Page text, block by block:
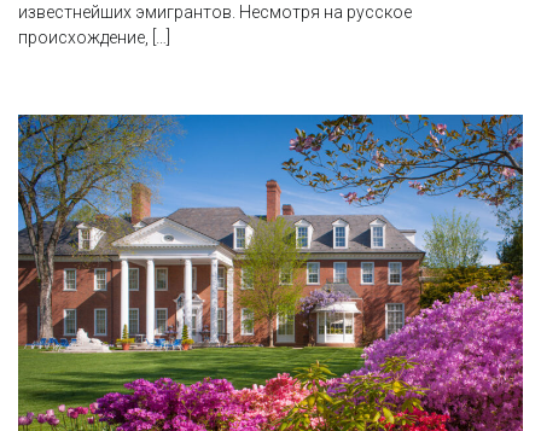
известнейших эмигрантов. Несмотря на русское
происхождение, […]